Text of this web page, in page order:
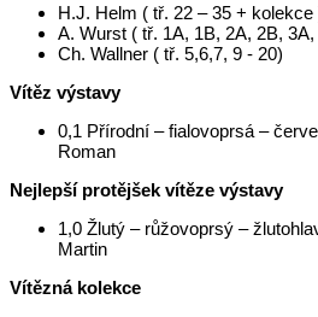
H.J. Helm ( tř. 22 – 35 + kolekce
A. Wurst ( tř. 1A, 1B, 2A, 2B, 3A,
Ch. Wallner ( tř. 5,6,7, 9 - 20)
Vítěz výstavy
0,1 Přírodní – fialovoprsá –
Roman
Nejlepší protějšek vítěze výstavy
1,0 Žlutý – růžovoprsý –
Martin
Vítězná kolekce